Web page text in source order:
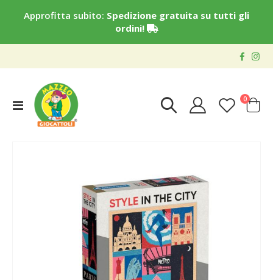
Approfitta subito: Spedizione gratuita su tutti gli
ordini!
Toggle
Nav
Cart
0elementi